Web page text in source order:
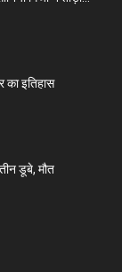
का इतिहास
डूबे, मौत